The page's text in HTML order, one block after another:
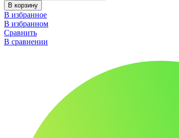
В корзину
В избранное
В избранном
Сравнить
В сравнении